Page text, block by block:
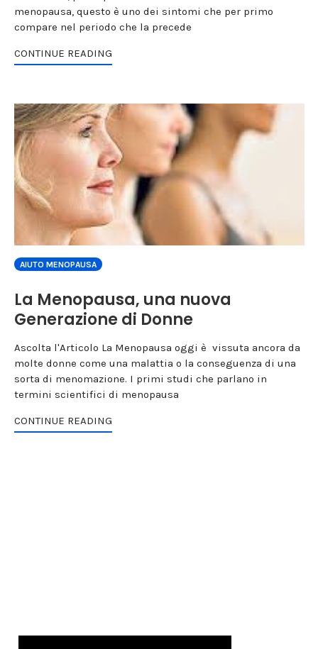
menopausa, questo è uno dei sintomi che per primo
compare nel periodo che la precede
CONTINUE READING
AIUTO MENOPAUSA
La Menopausa, una nuova
Generazione di Donne
Ascolta l'Articolo La Menopausa oggi è vissuta ancora da
molte donne come una malattia o la conseguenza di una
sorta di menomazione. I primi studi che parlano in
termini scientifici di menopausa
CONTINUE READING